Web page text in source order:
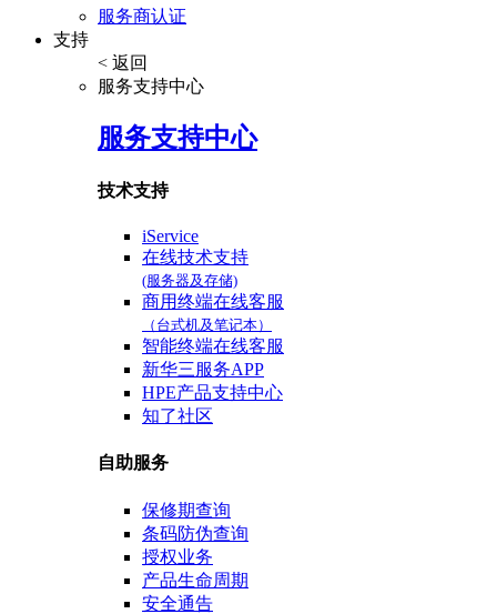
服务商认证
支持
< 返回
服务支持中心
服务支持中心
技术支持
iService
在线技术支持
(服务器及存储)
商用终端在线客服
（台式机及笔记本）
智能终端在线客服
新华三服务APP
HPE产品支持中心
知了社区
自助服务
保修期查询
条码防伪查询
授权业务
产品生命周期
安全通告